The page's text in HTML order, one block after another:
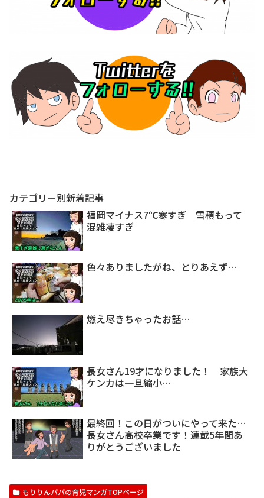
カテゴリー別新着記事
福岡マイナス7℃寒すぎ 雪積もって
混雑凄すぎ
色々ありましたがね、とりあえず…
燃え尽きちゃったお話…
長女さん19才になりました！ 家族大
ケンカは一旦縮小…
最終回！この日がついにやって来た…
長女さん高校卒業です！連載5年間あ
りがとうございました
もりりんパパの育児マンガTOPページ